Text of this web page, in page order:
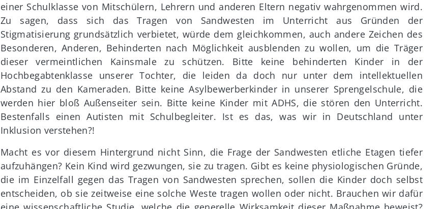
einer Schulklasse von Mitschülern, Lehrern und anderen Eltern negativ wahrgenommen wird.
Zu sagen, dass sich das Tragen von Sandwesten im Unterricht aus Gründen der
Stigmatisierung grundsätzlich verbietet, würde dem gleichkommen, auch andere Zeichen des
Besonderen, Anderen, Behinderten nach Möglichkeit ausblenden zu wollen, um die Träger
dieser vermeintlichen Kainsmale zu schützen. Bitte keine behinderten Kinder in der
Hochbegabtenklasse unserer Tochter, die leiden da doch nur unter dem intellektuellen
Abstand zu den Kameraden. Bitte keine Asylbewerberkinder in unserer Sprengelschule, die
werden hier bloß Außenseiter sein. Bitte keine Kinder mit ADHS, die stören den Unterricht.
Bestenfalls einen Autisten mit Schulbegleiter. Ist es das, was wir in Deutschland unter
Inklusion verstehen?!
Macht es vor diesem Hintergrund nicht Sinn, die Frage der Sandwesten etliche Etagen tiefer
aufzuhängen? Kein Kind wird gezwungen, sie zu tragen. Gibt es keine physiologischen Gründe,
die im Einzelfall gegen das Tragen von Sandwesten sprechen, sollen die Kinder doch selbst
entscheiden, ob sie zeitweise eine solche Weste tragen wollen oder nicht. Brauchen wir dafür